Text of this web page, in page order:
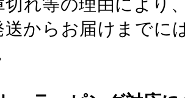
からお届けまでに